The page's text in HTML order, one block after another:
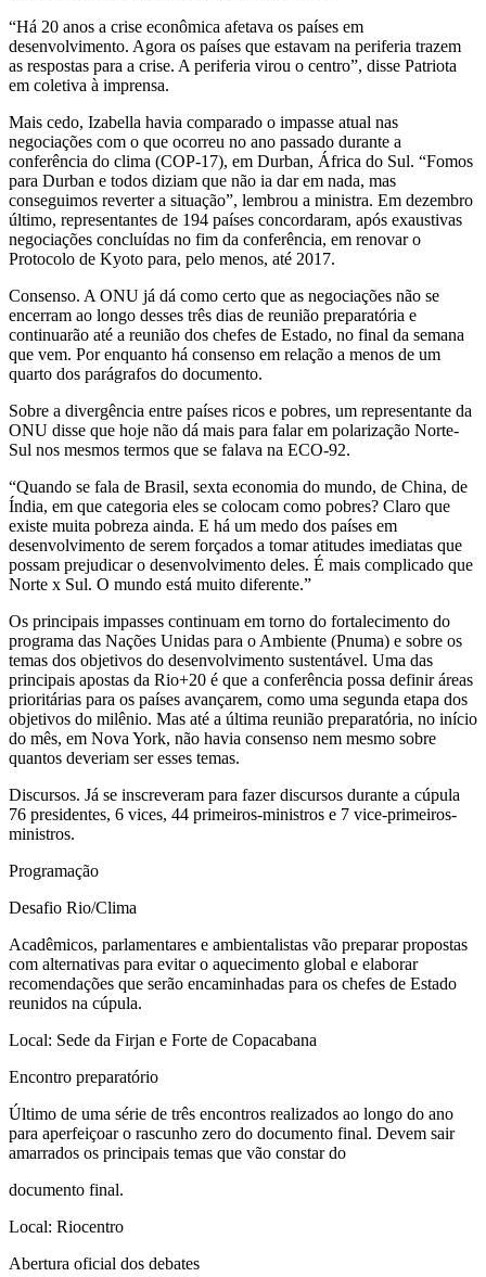
“Há 20 anos a crise econômica afetava os países em
desenvolvimento. Agora os países que estavam na periferia trazem
as respostas para a crise. A periferia virou o centro”, disse Patriota
em coletiva à imprensa.
Mais cedo, Izabella havia comparado o impasse atual nas
negociações com o que ocorreu no ano passado durante a
conferência do clima (COP-17), em Durban, África do Sul. “Fomos
para Durban e todos diziam que não ia dar em nada, mas
conseguimos reverter a situação”, lembrou a ministra. Em dezembro
último, representantes de 194 países concordaram, após exaustivas
negociações concluídas no fim da conferência, em renovar o
Protocolo de Kyoto para, pelo menos, até 2017.
Consenso. A ONU já dá como certo que as negociações não se
encerram ao longo desses três dias de reunião preparatória e
continuarão até a reunião dos chefes de Estado, no final da semana
que vem. Por enquanto há consenso em relação a menos de um
quarto dos parágrafos do documento.
Sobre a divergência entre países ricos e pobres, um representante da
ONU disse que hoje não dá mais para falar em polarização Norte-
Sul nos mesmos termos que se falava na ECO-92.
“Quando se fala de Brasil, sexta economia do mundo, de China, de
Índia, em que categoria eles se colocam como pobres? Claro que
existe muita pobreza ainda. E há um medo dos países em
desenvolvimento de serem forçados a tomar atitudes imediatas que
possam prejudicar o desenvolvimento deles. É mais complicado que
Norte x Sul. O mundo está muito diferente.”
Os principais impasses continuam em torno do fortalecimento do
programa das Nações Unidas para o Ambiente (Pnuma) e sobre os
temas dos objetivos do desenvolvimento sustentável. Uma das
principais apostas da Rio+20 é que a conferência possa definir áreas
prioritárias para os países avançarem, como uma segunda etapa dos
objetivos do milênio. Mas até a última reunião preparatória, no início
do mês, em Nova York, não havia consenso nem mesmo sobre
quantos deveriam ser esses temas.
Discursos. Já se inscreveram para fazer discursos durante a cúpula
76 presidentes, 6 vices, 44 primeiros-ministros e 7 vice-primeiros-
ministros.
Programação
Desafio Rio/Clima
Acadêmicos, parlamentares e ambientalistas vão preparar propostas
com alternativas para evitar o aquecimento global e elaborar
recomendações que serão encaminhadas para os chefes de Estado
reunidos na cúpula.
Local: Sede da Firjan e Forte de Copacabana
Encontro preparatório
Último de uma série de três encontros realizados ao longo do ano
para aperfeiçoar o rascunho zero do documento final. Devem sair
amarrados os principais temas que vão constar do
documento final.
Local: Riocentro
Abertura oficial dos debates